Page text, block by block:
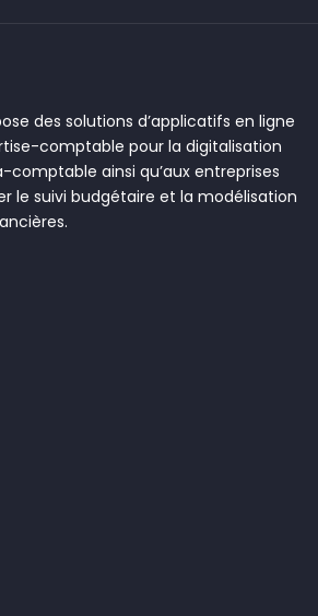
des solutions d’applicatifs en ligne
comptable pour la digitalisation
ainsi qu’aux entreprises
le suivi budgétaire et la modélisation